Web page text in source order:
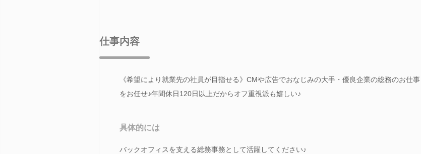
仕事内容
《希望により就業先の社員が目指せる》CMや広告でおなじみの大手・優良企業の総務のお仕事
をお任せ♪年間休日120日以上だからオフ重視派も嬉しい♪
具体的には
バックオフィスを支える総務事務として活躍してください♪